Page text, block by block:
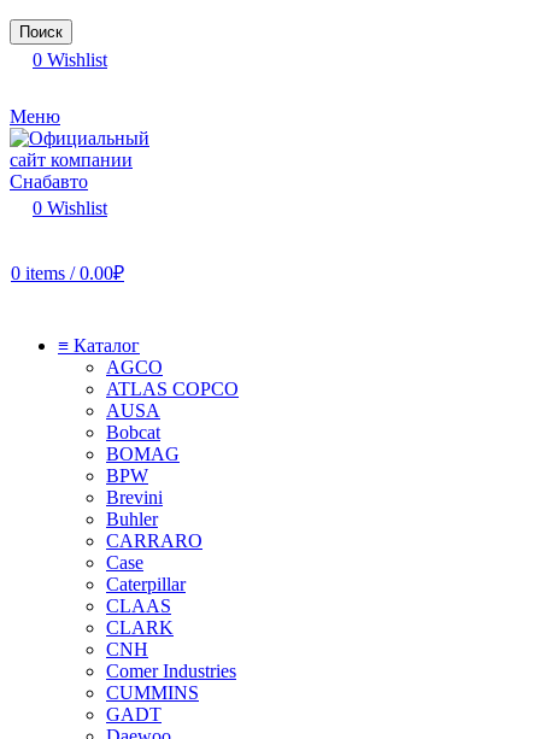
Поиск
0 Wishlist
Меню
0 Wishlist
0 items / 0.00₽
≡ Каталог
AGCO
ATLAS COPCO
AUSA
Bobcat
BOMAG
BPW
Brevini
Buhler
CARRARO
Case
Caterpillar
CLAAS
CLARK
CNH
Comer Industries
CUMMINS
GADT